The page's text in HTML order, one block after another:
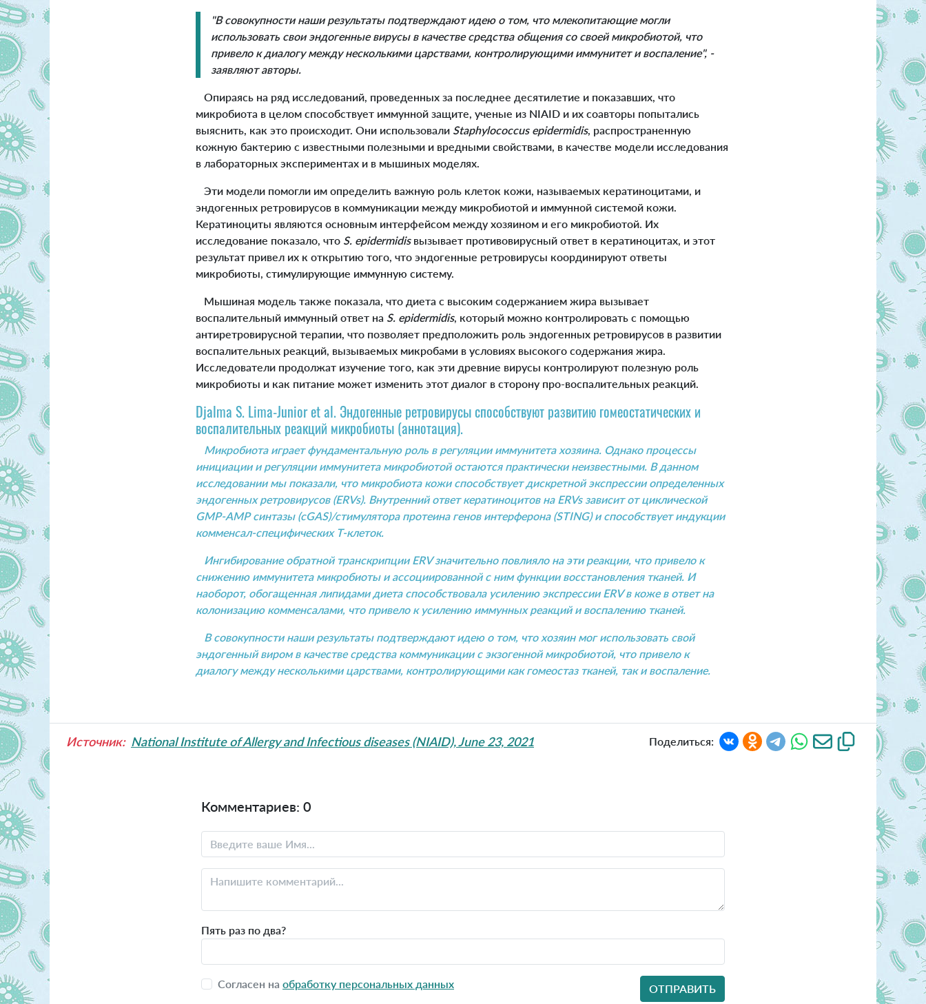
"В совокупности наши результаты подтверждают идею о том, что млекопитающие могли
использовать свои эндогенные вирусы в качестве средства общения со своей микробиотой, что
привело к диалогу между несколькими царствами, контролирующими иммунитет и воспаление", -
заявляют авторы.
Опираясь на ряд исследований, проведенных за последнее десятилетие и показавших, что
микробиота в целом способствует иммунной защите, ученые из NIAID и их соавторы попытались
выяснить, как это происходит. Они использовали Staphylococcus epidermidis, распространенную
кожную бактерию с известными полезными и вредными свойствами, в качестве модели исследования
в лабораторных экспериментах и в мышиных моделях.
Эти модели помогли им определить важную роль клеток кожи, называемых кератиноцитами, и
эндогенных ретровирусов в коммуникации между микробиотой и иммунной системой кожи.
Кератиноциты являются основным интерфейсом между хозяином и его микробиотой. Их
исследование показало, что S. epidermidisвызывает противовирусный ответ в кератиноцитах, и этот
результат привел их к открытию того, что эндогенные ретровирусы координируют ответы
микробиоты, стимулирующие иммунную систему.
Мышиная модель также показала, что диета с высоким содержанием жира вызывает
воспалительный иммунный ответ на S. epidermidis, который можно контролировать с помощью
антиретровирусной терапии, что позволяет предположить роль эндогенных ретровирусов в развитии
воспалительных реакций, вызываемых микробами в условиях высокого содержания жира.
Исследователи продолжат изучение того, как эти древние вирусы контролируют полезную роль
микробиоты и как питание может изменить этот диалог в сторону про-воспалительных реакций.
Djalma S. Lima-Junior et al. Эндогенные ретровирусы способствуют развитию гомеостатических и
воспалительных реакций микробиоты (аннотация).
Микробиота играет фундаментальную роль в регуляции иммунитета хозяина. Однако процессы
инициации и регуляции иммунитета микробиотой остаются практически неизвестными. В данном
исследовании мы показали, что микробиота кожи способствует дискретной экспрессии определенных
эндогенных ретровирусов (ERVs). Внутренний ответ кератиноцитов на ERVs зависит от циклической
GMP-AMP синтазы (cGAS)/стимулятора протеина генов интерферона (STING) и способствует индукции
комменсал-специфических Т-клеток.
Ингибирование обратной транскрипции ERV значительно повлияло на эти реакции, что привело к
снижению иммунитета микробиоты и ассоциированной с ним функции восстановления тканей. И
наоборот, обогащенная липидами диета способствовала усилению экспрессии ERV в коже в ответ на
колонизацию комменсалами, что привело к усилению иммунных реакций и воспалению тканей.
В совокупности наши результаты подтверждают идею о том, что хозяин мог использовать свой
эндогенный виром в качестве средства коммуникации с экзогенной микробиотой, что привело к
диалогу между несколькими царствами, контролирующими как гомеостаз тканей, так и воспаление.
Источник: National Institute of Allergy and Infectious diseases (NIAID), June 23, 2021 Поделиться:
Комментариев: 0
Пять раз по два?
Согласен на обработку персональных данных